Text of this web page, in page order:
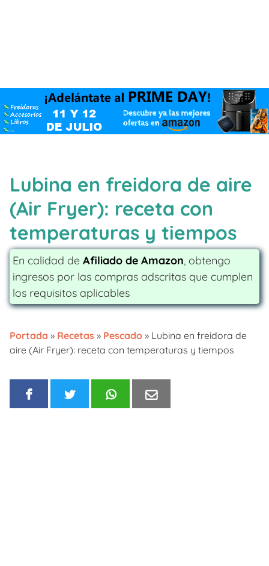
Lubina en freidora de aire
(Air Fryer): receta con
temperaturas y tiempos
En calidad de Afiliado de Amazon, obtengo
ingresos por las compras adscritas que cumplen
los requisitos aplicables
Portada » Recetas » Pescado » Lubina en freidora de
aire (Air Fryer): receta con temperaturas y tiempos